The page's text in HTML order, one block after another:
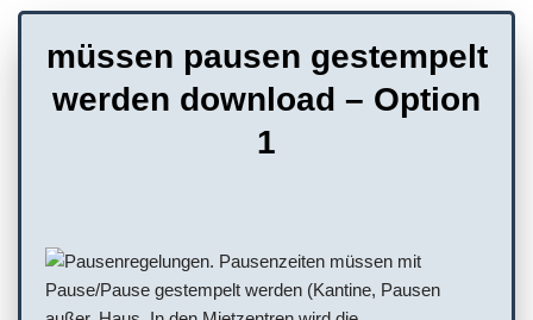
müssen pausen gestempelt
werden download – Option
1